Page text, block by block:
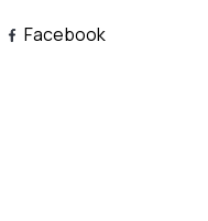
Facebook